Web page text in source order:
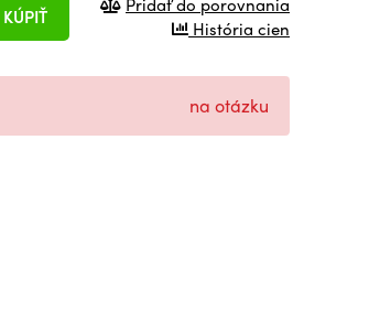
KÚPIŤ
História cien
na otázku